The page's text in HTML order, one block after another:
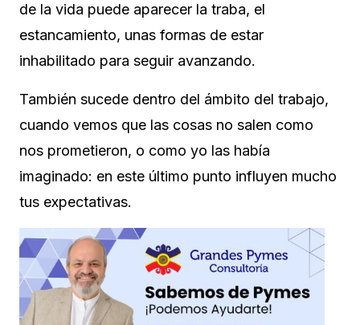
de la vida puede aparecer la traba, el
estancamiento, unas formas de estar
inhabilitado para seguir avanzando.
También sucede dentro del ámbito del trabajo,
cuando vemos que las cosas no salen como
nos prometieron, o como yo las había
imaginado: en este último punto influyen mucho
tus expectativas.